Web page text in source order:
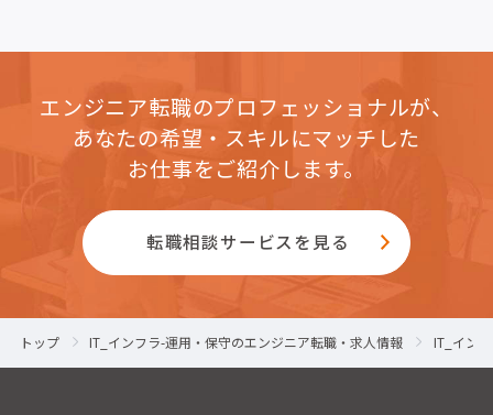
エンジニア転職のプロフェッショナルが、
あなたの希望・スキルにマッチした
お仕事をご紹介します。
転職相談サービスを見る
トップ IT_インフラ-運用・保守のエンジニア転職・求人情報 IT_イン